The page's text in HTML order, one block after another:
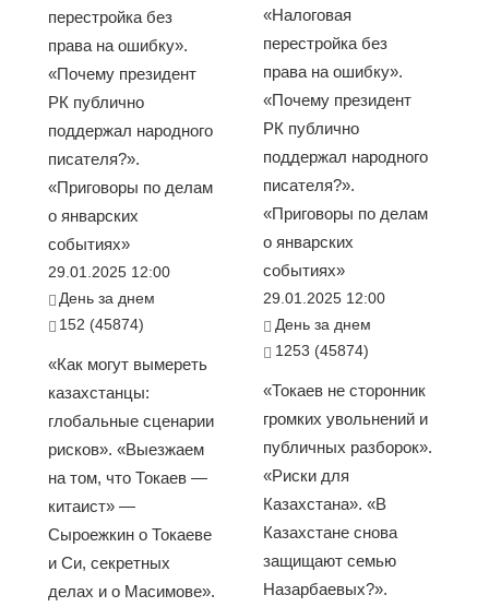
перестройка без
права на ошибку».
«Почему президент
РК публично
поддержал народного
писателя?».
«Приговоры по делам
о январских
событиях»
29.01.2025 12:00
День за днем
152 (45874)
«Как могут вымереть
казахстанцы:
глобальные сценарии
рисков». «Выезжаем
на том, что Токаев —
китаист» —
Сыроежкин о Токаеве
и Си, секретных
делах и о Масимове».
«Налоговая
перестройка без
права на ошибку».
«Почему президент
РК публично
поддержал народного
писателя?».
«Приговоры по делам
о январских
событиях»
29.01.2025 12:00
День за днем
1253 (45874)
«Токаев не сторонник
громких увольнений и
публичных разборок».
«Риски для
Казахстана». «В
Казахстане снова
защищают семью
Назарбаевых?».